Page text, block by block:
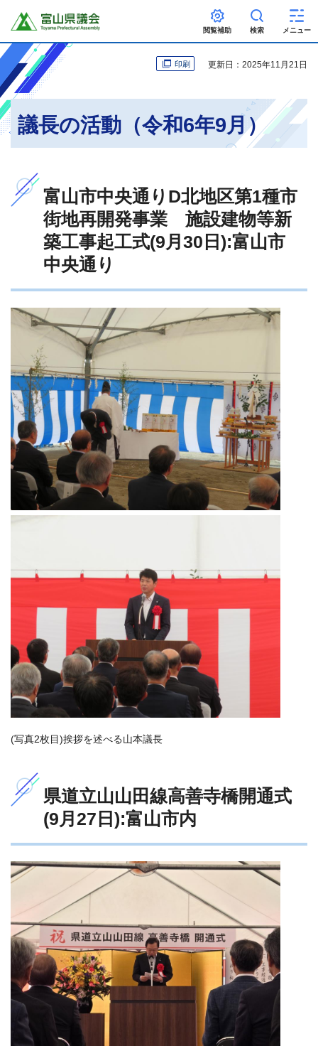
富山県議会
閲覧補助 検索 メニュー
印刷 更新日：2025年11月21日
議長の活動（令和6年9月）
富山市中央通りD北地区第1種市
街地再開発事業 施設建物等新
築工事起工式(9月30日):富山市
中央通り
(写真2枚目)挨拶を述べる山本議長
県道立山山田線高善寺橋開通式
(9月27日):富山市内